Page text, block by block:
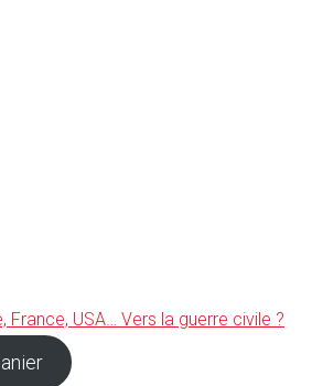
France, USA… Vers la guerre civile ?